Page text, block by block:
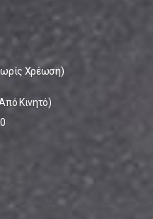
Χρέωση)
Κινητό)